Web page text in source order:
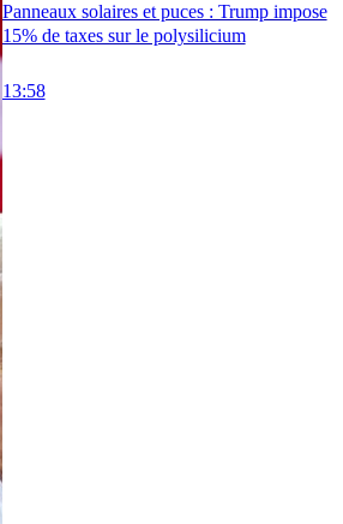
Panneaux solaires et puces : Trump impose
15% de taxes sur le polysilicium
13:58